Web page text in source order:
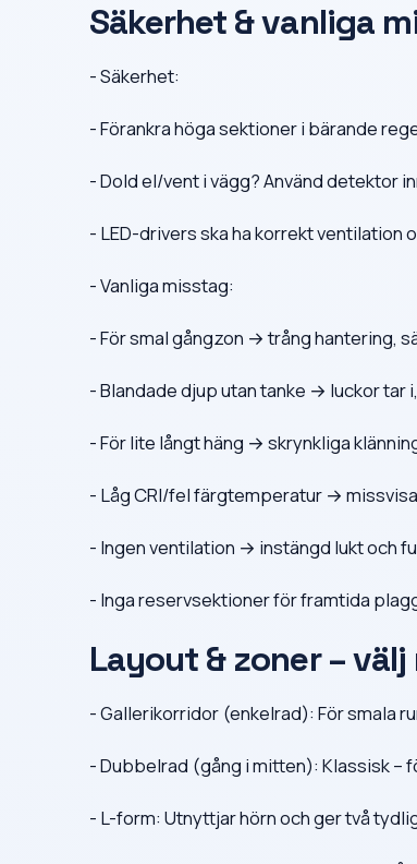
Säkerhet & vanliga
- Säkerhet:
- Förankra höga sektioner i bärande
- Dold el/vent i vägg? Använd detektor
- LED-drivers ska ha korrekt ventilation
- Vanliga misstag:
- För smal gångzon → trång hantering,
- Blandade djup utan tanke → luckor tar
- För lite långt häng → skrynkliga
- Låg CRI/fel färgtemperatur →
- Ingen ventilation → instängd lukt och
- Inga reservsektioner för framtida
Layout & zoner –
- Gallerikorridor (enkelrad): För smala
- Dubbelrad (gång i mitten): Klassisk –
- L-form: Utnyttjar hörn och ger två